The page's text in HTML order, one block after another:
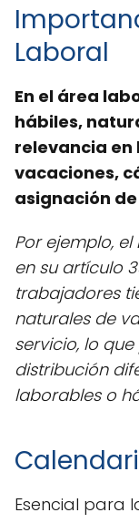
Laboral
En el área
hábiles,
relevancia
vacaciones,
asignación
Por ejemplo,
en su artículo
trabajadores
naturales de
servicio, lo
distribución
laborables o
Esencial para